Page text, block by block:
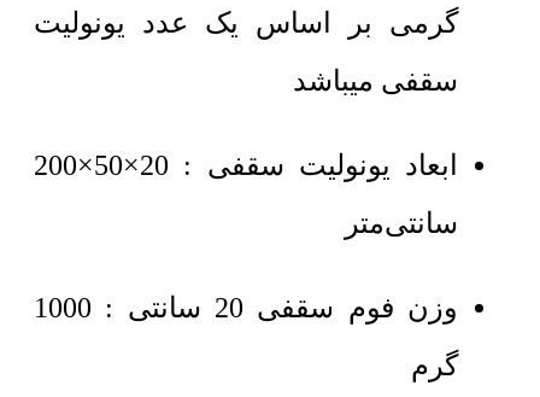
گرمی بر اساس یک عدد یونولیت
سقفی میباشد
ابعاد یونولیت سقفی : 20×50×200
سانتی‌متر
وزن فوم سقفی 20 سانتی : 1000
گرم